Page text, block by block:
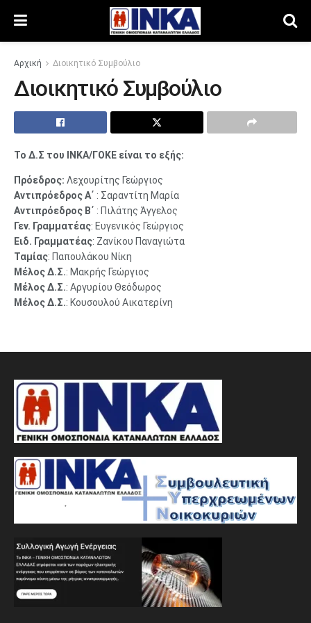
Αρχική Διοικητικό Συμβούλιο
Διοικητικό Συμβούλιο
Το Δ.Σ του ΙΝΚΑ/ΓΟΚΕ είναι το εξής:
Πρόεδρος: Λεχουρίτης Γεώργιος
Αντιπρόεδρος Α΄ : Σαραντίτη Μαρία
Αντιπρόεδρος Β΄ : Πιλάτης Άγγελος
Γεν. Γραμματέας: Ευγενικός Γεώργιος
Ειδ. Γραμματέας: Ζανίκου Παναγιώτα
Ταμίας: Παπουλάκου Νίκη
Μέλος Δ.Σ.: Μακρής Γεώργιος
Μέλος Δ.Σ.: Αργυρίου Θεόδωρος
Μέλος Δ.Σ.: Κουσουλού Αικατερίνη